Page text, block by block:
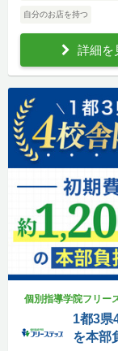
自分のお店を持つ
詳細を
個別指導学院フリー
1都3県
を本部